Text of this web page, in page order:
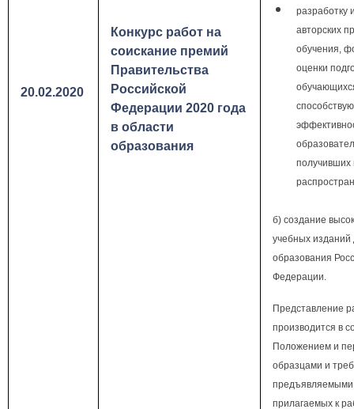
20.02.2020
Конкурс работ на
соискание премий
Правительства
Российской
Федерации 2020 года
в области
образования
разработку
авторских
обучения,
оценки
б) создание
учебных
образования
Федерации.
Представление
производится в
Положением и
образцами и
прилагаемых к